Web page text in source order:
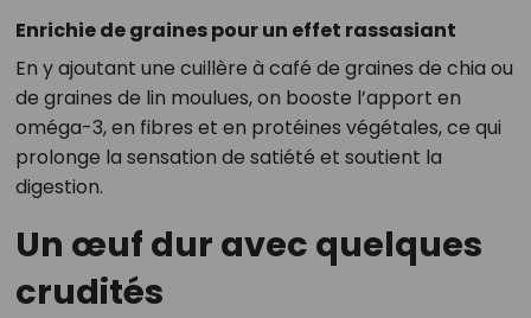
Enrichie de graines pour un effet rassasiant
En y ajoutant une cuillère à café de graines de chia ou
de graines de lin moulues, on booste l’apport en
oméga-3, en fibres et en protéines végétales, ce qui
prolonge la sensation de satiété et soutient la
digestion.
Un œuf dur avec quelques
crudités